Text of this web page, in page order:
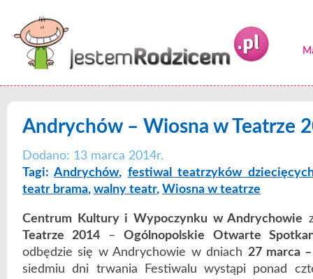
Andrychów – Wiosna w Teatrze
Dodano: 13 marca 2014r.
Tagi:Andrychów, festiwal teatrzyków
teatr brama, walny teatr, Wiosna w teatrze
Centrum Kultury i Wypoczynku w Andrychowie
Teatrze 2014 –Ogólnopolskie Otwarte
odbędzie się w Andrychowie w dniach 27 marca
siedmiu dni trwania Festiwalu wystąpi ponad